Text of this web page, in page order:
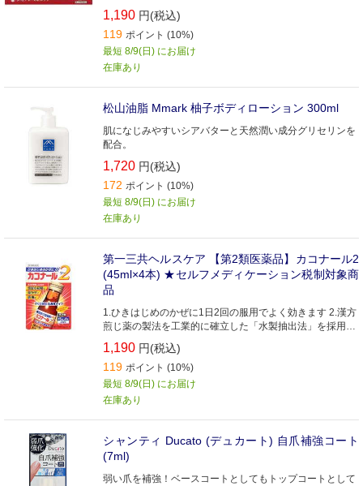
1,190 円(税込)
119 ポイント (10%)
最短 8/9(日) にお届け
在庫あり
松山油脂 Mmark 柚子ボディローション 300ml
肌になじみやすいシアバターと天然潤い成分グリセリンを
配合。
1,720 円(税込)
172 ポイント (10%)
最短 8/9(日) にお届け
在庫あり
第一三共ヘルスケア 【第2類医薬品】カコナール2
(45ml×4本) ★セルフメディケーション税制対象商
品
1.ひきはじめのかぜに1日2回の服用でよく効きます 2.漢方
煎じ薬の製法を工業的に確立した「水製抽出法」を採用し
ていますので、漢方本来の効き目を実感できます 3.眠くな
る成分は含まれていません 4.1本あたり約9kcalです
1,190 円(税込)
119 ポイント (10%)
最短 8/9(日) にお届け
在庫あり
シャンティ Ducato (デュカート) 自爪補強コート
(7ml)
弱い爪を補強！ベースコートとしてもトップコートとして